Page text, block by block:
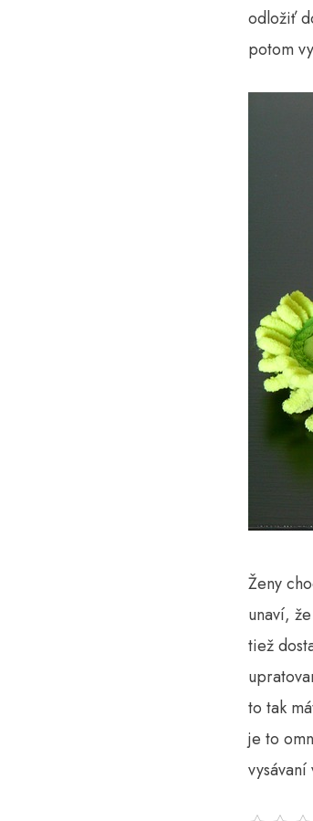
odložiť
potom
Ženy
unaví,
tiež
to tak
je to